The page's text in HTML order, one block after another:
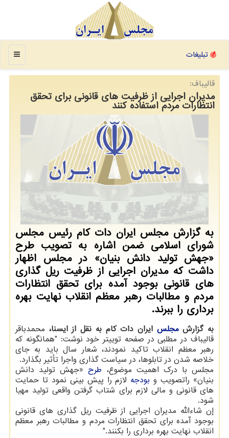
منو تبلیغات
قالیباف:
مدیران اجرایی از ظرفیت های قانونی برای تحقق
انتظارات مردم استفاده کنند
به گزارش مجلس ایران دات کام رئیس مجلس
شورای اسلامی ضمن اشاره به تصویب طرح
«جهش تولید دانش بنیان» در مجلس اظهار
داشت که مدیران اجرایی از ظرفیت ریل گذاری
های قانونی بوجود آمده برای تحقق انتظارات
مردم و مطالبات رهبر معظم انقلاب نهایت بهره
برداری را ببرند.
به گزارشمجلس ایران دات کام به نقل از ایسنا، محمدباقر
قالیباف در مطلبی در صفحه توییتر خود نوشت: "همانگونه که
رهبر معظم انقلاب تاکید نمودند، شعار سال باید به جای
خلاصه شدن در تابلوها، در سیاست گذاری واجرا تأثیر بگذارد.
مجلس با درک اهمیت موضوع، طرح«جهش تولید دانش
بنیان» راتصویب و بودجه لازم را پیش بینی نمود تا حمایت
های قانونی و مالی لازم برای شتاب گرفتن واقعی تولید مهیا
شود.
إن شاءالله مدیران اجرایی از ظرفیت ریل گذاری های قانونی
بوجود آمده برای تحقق انتظارات مردم و مطالبات رهبر معظم
انقلاب نهایت بهره برداری را بکنند."